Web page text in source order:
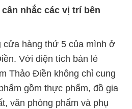
nhắc các vị trí bên
hàng thứ 5 của mình ở
Với diện tích bán lẻ
Thảo Điền không chỉ cung
gồm thực phẩm, đồ gia
văn phòng phẩm và phụ